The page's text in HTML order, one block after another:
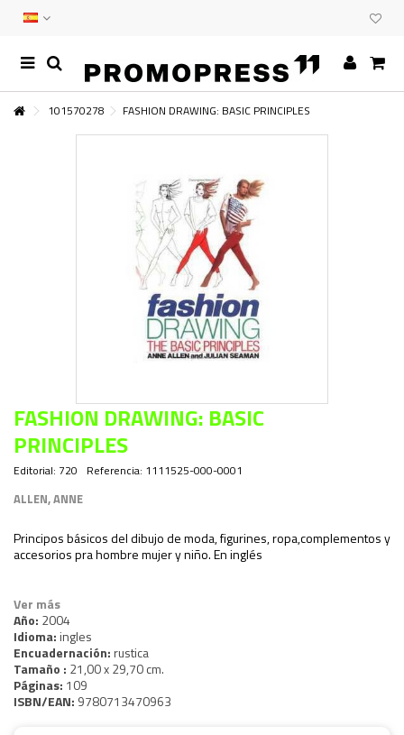
101570278 FASHION DRAWING: BASIC PRINCIPLES
FASHION DRAWING: BASIC
PRINCIPLES
Editorial: 720 Referencia: 1111525-000-0001
ALLEN, ANNE
Principos básicos del dibujo de moda, figurines, ropa,complementos y
accesorios pra hombre mujer y niño. En inglés
Ver más
Año: 2004
Idioma: ingles
Encuadernación: rustica
Tamaño : 21,00 x 29,70 cm.
Páginas: 109
ISBN/EAN: 9780713470963